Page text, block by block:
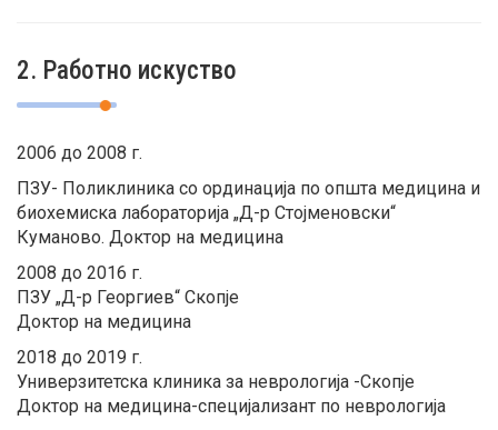
2. Работно искуство
2006 до 2008 г.
ПЗУ- Поликлиника со ординација по општа медицина и
биохемиска лабораторија „Д-р Стојменовски“
Куманово. Доктор на медицина
2008 до 2016 г.
ПЗУ „Д-р Георгиев“ Скопје
Доктор на медицина
2018 до 2019 г.
Универзитетска клиника за неврологија -Скопје
Доктор на медицина-специјализант по неврологија